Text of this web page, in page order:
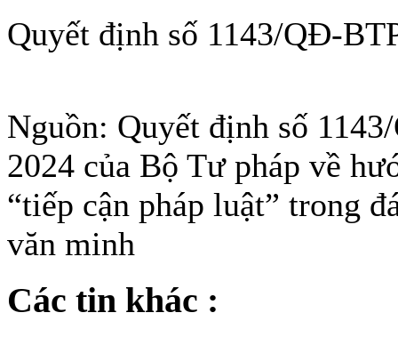
Quyết định số 1143/QĐ-
Nguồn: Quyết định số
2024 của Bộ Tư pháp về
“tiếp cận pháp luật” trong
văn minh
Các tin khác :